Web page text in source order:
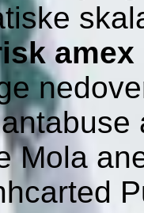
amex
Mola